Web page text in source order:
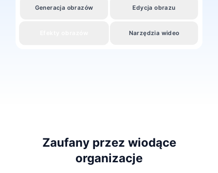
Generacja obrazów Edycja obrazu
Narzędzia wideo
Zaufany przez wiodące
organizacje